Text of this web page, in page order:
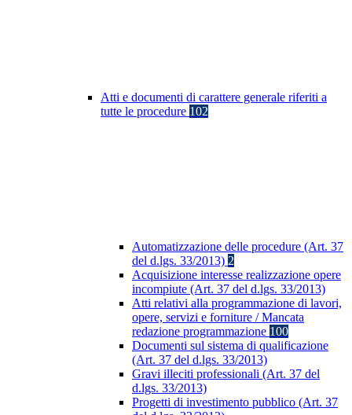
Atti e documenti di carattere generale riferiti a
tutte le procedure 102
Automatizzazione delle procedure (Art. 37
del d.lgs. 33/2013) 2
Acquisizione interesse realizzazione opere
incompiute (Art. 37 del d.lgs. 33/2013)
Atti relativi alla programmazione di lavori,
opere, servizi e forniture / Mancata
redazione programmazione 100
Documenti sul sistema di qualificazione
(Art. 37 del d.lgs. 33/2013)
Gravi illeciti professionali (Art. 37 del
d.lgs. 33/2013)
Progetti di investimento pubblico (Art. 37